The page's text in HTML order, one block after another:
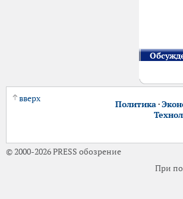
вверх
Политика·
© 2000-2026 PRESS обозрение
При